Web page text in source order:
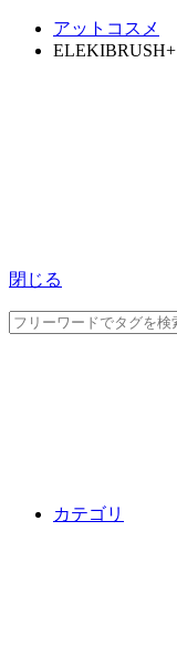
アットコスメ
ELEKIBRUSH+
閉じる
カテゴリ